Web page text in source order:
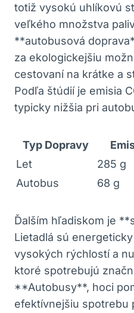
totiž vysokú uhlíkovú
veľkého množstva
**autobusová
za ekologickejšiu
cestovaní na krátke a
Podľa štúdií je emisia
typicky nižšia pri
Typ Dopravy
Let
285 g
Autobus
68 g
Ďalším hľadiskom je
Lietadlá sú
vysokých rýchlostí a
ktoré spotrebujú
**Autobusy**, hoci
efektívnejšiu spotrebu